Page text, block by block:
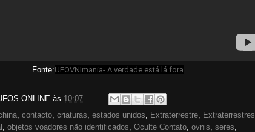
UFOVNImania- A verdade está lá fora
ONLINE às 10:07
, contacto, criaturas, estados unidos, Extraterrestre, Extraterrestres
, objetos voadores não identificados, Oculte Contato, ovnis, seres,